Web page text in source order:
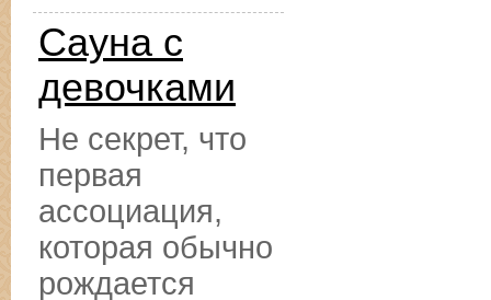
Сауна с
девочками
Не секрет, что
первая
ассоциация,
которая обычно
рождается